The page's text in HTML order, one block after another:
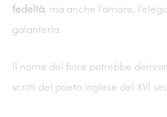
fedeltà, ma anche l’amore,
galanteria.
Il nome del fiore potrebbe
scritti del poeta inglese del XVI